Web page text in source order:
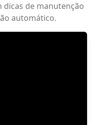
dicas de manutenção
automático.